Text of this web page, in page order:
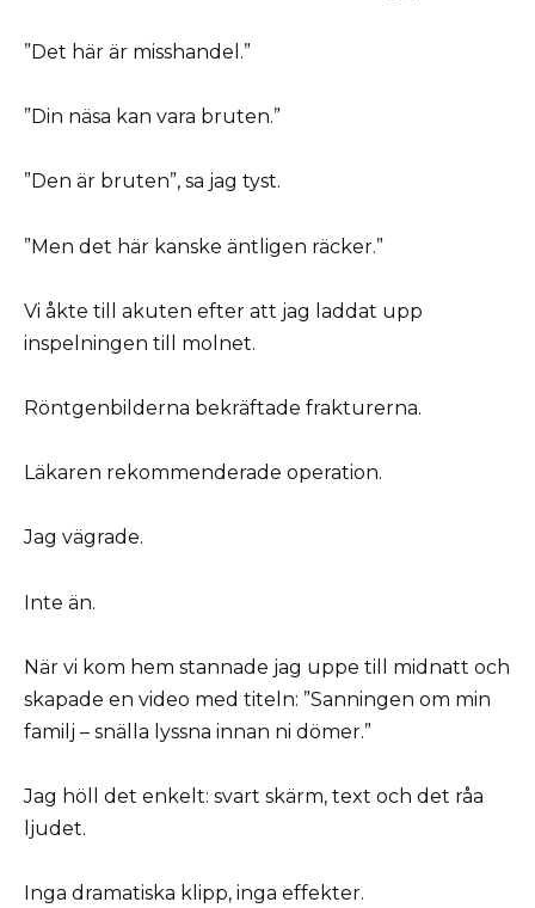
”Det här är misshandel.”
”Din näsa kan vara bruten.”
”Den är bruten”, sa jag tyst.
”Men det här kanske äntligen räcker.”
Vi åkte till akuten efter att jag laddat upp
inspelningen till molnet.
Röntgenbilderna bekräftade frakturerna.
Läkaren rekommenderade operation.
Jag vägrade.
Inte än.
När vi kom hem stannade jag uppe till midnatt och
skapade en video med titeln: ”Sanningen om min
familj – snälla lyssna innan ni dömer.”
Jag höll det enkelt: svart skärm, text och det råa
ljudet.
Inga dramatiska klipp, inga effekter.